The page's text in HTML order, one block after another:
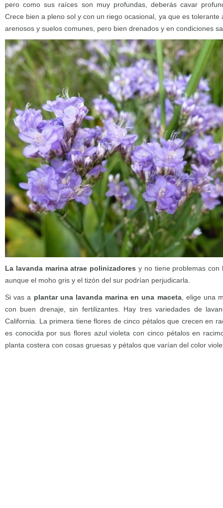
pero como sus raíces son muy profundas, deberás cavar
Crece bien a pleno sol y con un riego ocasional, ya que es
arenosos y suelos comunes, pero bien drenados y en condiciones
La lavanda marina atrae polinizadores y no tiene problemas con
aunque el moho gris y el tizón del sur podrían perjudicarla.
Si vas a plantar una lavanda marina en una maceta, elige una
con buen drenaje, sin fertilizantes. Hay tres variedades de
California. La primera tiene flores de cinco pétalos que crecen en
es conocida por sus flores azul violeta con cinco pétalos en
planta costera con cosas gruesas y pétalos que varían del color